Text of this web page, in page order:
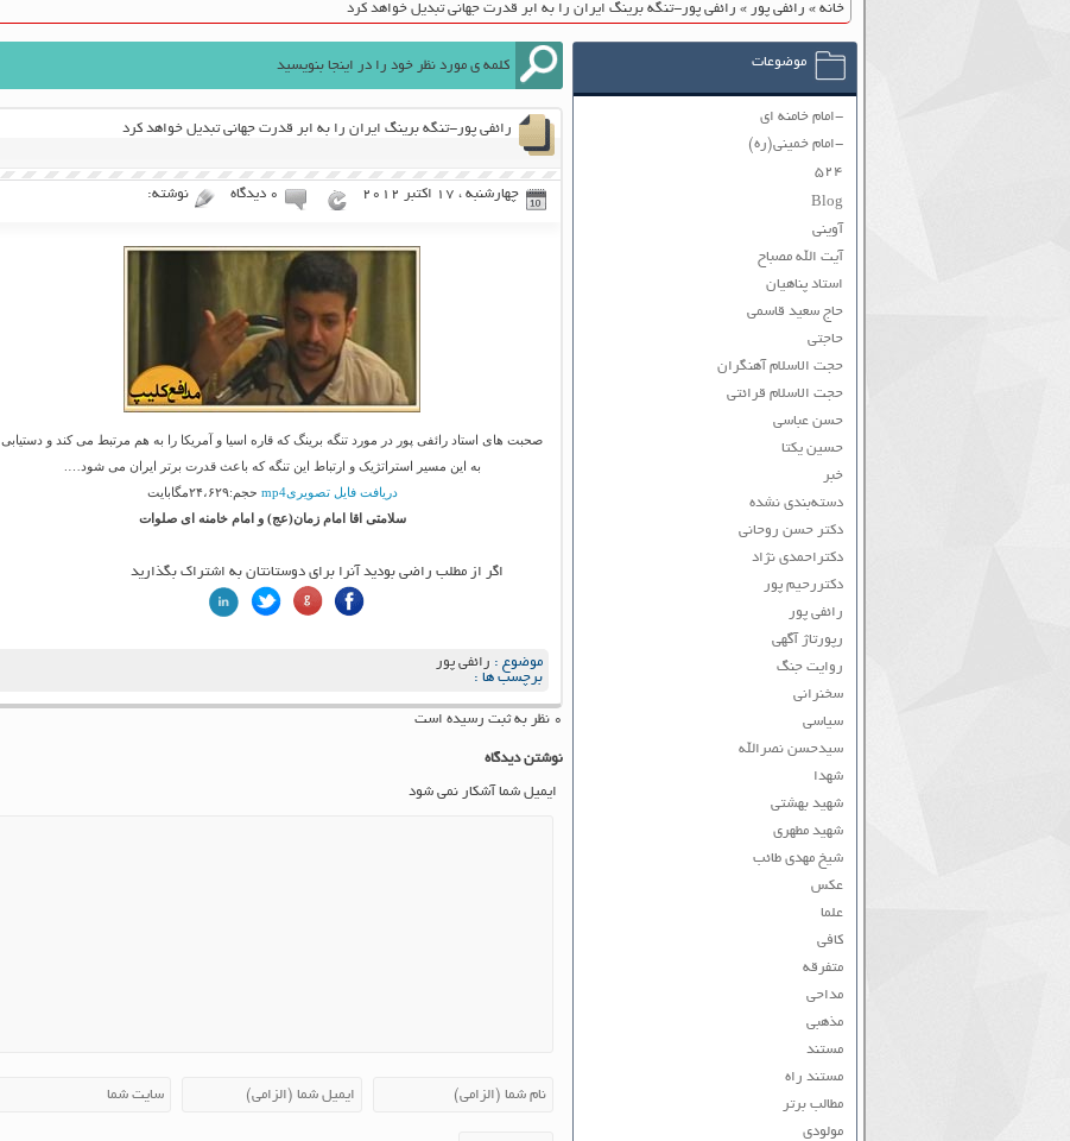
خانه» رائفی پور » رائفی پور-تنگه برینگ ایران را به ابر قدرت جهانی تبدیل خواهد کرد
رائفی پور-تنگه برینگ ایران را به ابر قدرت جهانی تبدیل خواهد کرد
چهارشنبه ، 17 اکتبر 2012 ۰ دیدگاه نوشته:
صحبت های استاد رائفی پور در مورد تنگه برینگ که قاره اسیا و آمریکا را به هم مرتبط می کند و دستیابی
به این مسیر استراتژیک و ارتباط این تنگه که باعث قدرت برتر ایران می شود….
دریافت فایل تصویریmp4
حجم:۲۴،۶۲۹مگابایت
سلامتی اقا امام زمان(عج) و امام خامنه ای صلوات
اگر از مطلب راضی بودید آنرا برای دوستانتان به اشتراک بگذارید
موضوع : رائفی پور
برچسب ها :
۰ نظر به ثبت رسیده است
نوشتن دیدگاه
ایمیل شما آشکار نمی شود
موضوعات
-امام خامنه ای
-امام خمینی(ره)
۵۲۴
Blog
آوینی
آیت الله مصباح
استاد پناهیان
حاج سعید قاسمی
حاجتی
حجت الاسلام آهنگران
حجت الاسلام قرائتی
حسن عباسی
حسین یکتا
خبر
دسته‌بندی نشده
دکتر حسن روحانی
دکتراحمدی نژاد
دکتررحیم پور
رائفی پور
رپورتاژ آگهی
روایت جنگ
سخنرانی
سیاسی
سیدحسن نصرالله
شهدا
شهید بهشتی
شهید مطهری
شیخ مهدی طائب
عکس
علما
کافی
متفرقه
مداحی
مذهبی
مستند
مستند راه
مطالب برتر
مولودی